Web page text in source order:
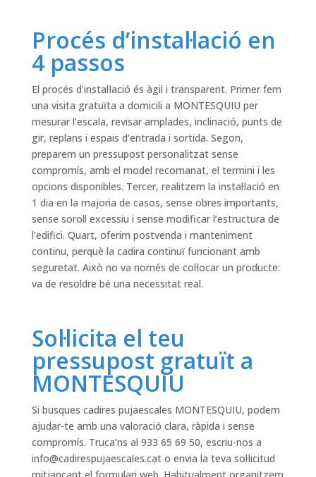
Procés d’instal·lació en
4 passos
El procés d’instal·lació és àgil i transparent. Primer fem
una visita gratuïta a domicili a MONTESQUIU per
mesurar l’escala, revisar amplades, inclinació, punts de
gir, replans i espais d’entrada i sortida. Segon,
preparem un pressupost personalitzat sense
compromís, amb el model recomanat, el termini i les
opcions disponibles. Tercer, realitzem la instal·lació en
1 dia en la majoria de casos, sense obres importants,
sense soroll excessiu i sense modificar l’estructura de
l’edifici. Quart, oferim postvenda i manteniment
continu, perquè la cadira continuï funcionant amb
seguretat. Això no va només de col·locar un producte:
va de resoldre bé una necessitat real.
Sol·licita el teu
pressupost gratuït a
MONTESQUIU
Si busques cadires pujaescales MONTESQUIU, podem
ajudar-te amb una valoració clara, ràpida i sense
compromís. Truca’ns al 933 65 69 50, escriu-nos a
info@cadirespujaescales.cato envia la teva sol·licitud